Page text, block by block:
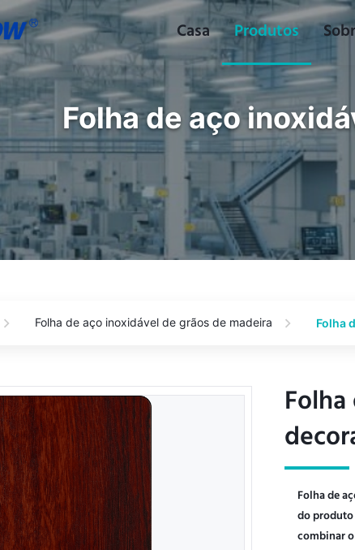
Casa Produtos
Folha de aço
Folha de aço inoxidável de grãos de madeira Folha
Folha de
do
combinar